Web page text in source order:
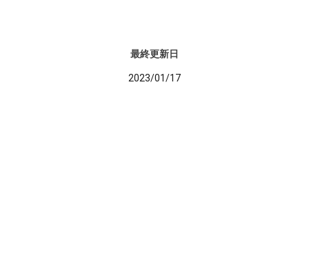
最終更新日
2023/01/17